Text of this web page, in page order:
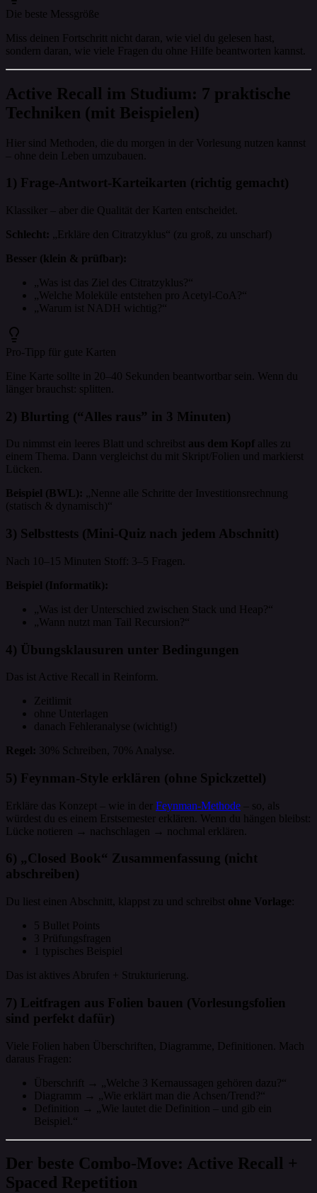
Die beste Messgröße
Miss deinen Fortschritt nicht daran, wie viel du gelesen hast,
sondern daran, wie viele Fragen du ohne Hilfe beantworten kannst.
Active Recall im Studium: 7 praktische
Techniken (mit Beispielen)
Hier sind Methoden, die du morgen in der Vorlesung nutzen kannst
– ohne dein Leben umzubauen.
1) Frage-Antwort-Karteikarten (richtig gemacht)
Klassiker – aber die Qualität der Karten entscheidet.
Schlecht: „Erkläre den Citratzyklus“ (zu groß, zu unscharf)
Besser (klein & prüfbar):
„Was ist das Ziel des Citratzyklus?“
„Welche Moleküle entstehen pro Acetyl‑CoA?“
„Warum ist NADH wichtig?“
Pro-Tipp für gute Karten
Eine Karte sollte in 20–40 Sekunden beantwortbar sein. Wenn du
länger brauchst: splitten.
2) Blurting (“Alles raus” in 3 Minuten)
Du nimmst ein leeres Blatt und schreibst aus dem Kopf alles zu
einem Thema. Dann vergleichst du mit Skript/Folien und markierst
Lücken.
Beispiel (BWL): „Nenne alle Schritte der Investitionsrechnung
(statisch & dynamisch)“
3) Selbsttests (Mini-Quiz nach jedem Abschnitt)
Nach 10–15 Minuten Stoff: 3–5 Fragen.
Beispiel (Informatik):
„Was ist der Unterschied zwischen Stack und Heap?“
„Wann nutzt man Tail Recursion?“
4) Übungsklausuren unter Bedingungen
Das ist Active Recall in Reinform.
Zeitlimit
ohne Unterlagen
danach Fehleranalyse (wichtig!)
Regel: 30% Schreiben, 70% Analyse.
5) Feynman-Style erklären (ohne Spickzettel)
Erkläre das Konzept – wie in der Feynman-Methode – so, als
würdest du es einem Erstsemester erklären. Wenn du hängen bleibst:
Lücke notieren → nachschlagen → nochmal erklären.
6) „Closed Book“ Zusammenfassung (nicht
abschreiben)
Du liest einen Abschnitt, klappst zu und schreibst ohne Vorlage:
5 Bullet Points
3 Prüfungsfragen
1 typisches Beispiel
Das ist aktives Abrufen + Strukturierung.
7) Leitfragen aus Folien bauen (Vorlesungsfolien
sind perfekt dafür)
Viele Folien haben Überschriften, Diagramme, Definitionen. Mach
daraus Fragen:
Überschrift → „Welche 3 Kernaussagen gehören dazu?“
Diagramm → „Wie erklärt man die Achsen/Trend?“
Definition → „Wie lautet die Definition – und gib ein
Beispiel.“
Der beste Combo-Move: Active Recall +
Spaced Repetition